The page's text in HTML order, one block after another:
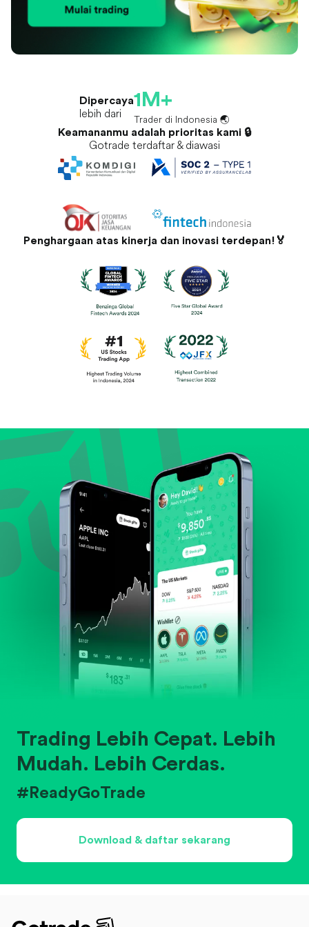
Dipercaya
lebih dari
1M+
Trader di Indonesia 🌏
Keamananmu adalah prioritas kami 🔒
Gotrade terdaftar & diawasi
Penghargaan atas kinerja dan inovasi terdepan!🏅
Trading Lebih Cepat. Lebih
Mudah. Lebih Cerdas.
#ReadyGoTrade
Download & daftar sekarang